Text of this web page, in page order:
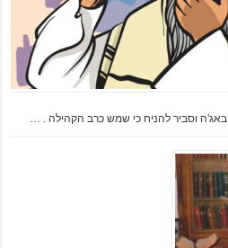
וסביר להניח כי שמש כרב הקהילה . …